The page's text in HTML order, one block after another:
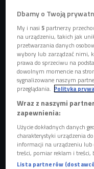
Michał Robak i Dominika
- Nie uważam, że na
określać, opowiadać o
Dbamy o Twoją
My i nasi5 partnerzy
na urządzeniu, takich jak
przetwarzania danych
wybory lub zarządzać nimi,
prawa do sprzeciwu na
dowolnym momencie na
sygnalizowane naszym
przeglądania. Polityka
Wraz z naszymi
zapewnienia:
Użycie dokładnych danych
charakterystyki urządzenia
informacji na urządzeniu lub
treści, pomiar reklam i treści,
Lista partnerów